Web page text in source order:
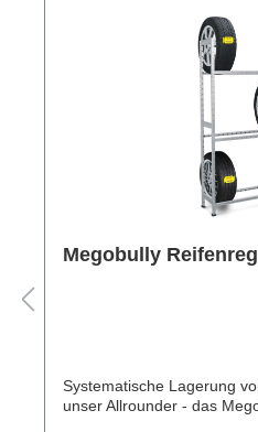
Megobully
Systematische Lagerung
unser Allrounder - das